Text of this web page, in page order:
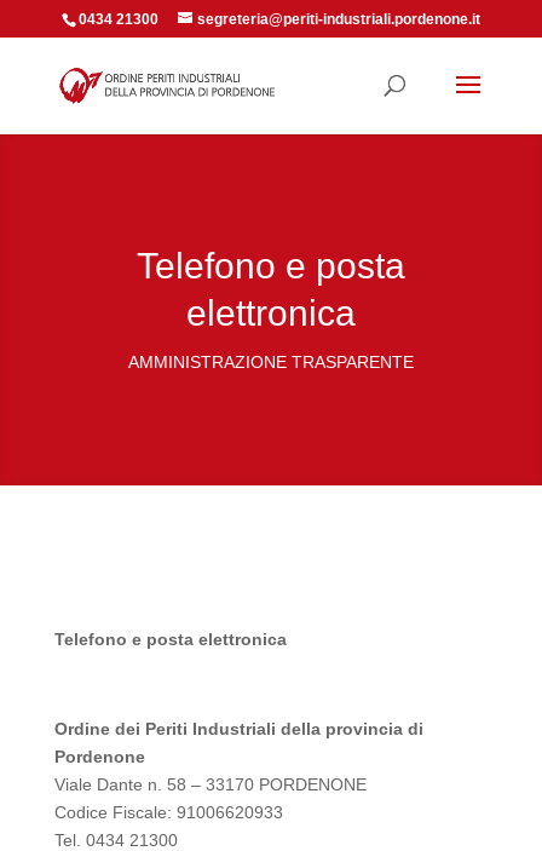
0434 21300 segreteria@periti-industriali.pordenone.it
Telefono e posta
elettronica
AMMINISTRAZIONE TRASPARENTE
Telefono e posta elettronica
Ordine dei Periti Industriali della provincia di
Pordenone
Viale Dante n. 58 – 33170 PORDENONE
Codice Fiscale: 91006620933
Tel. 0434 21300